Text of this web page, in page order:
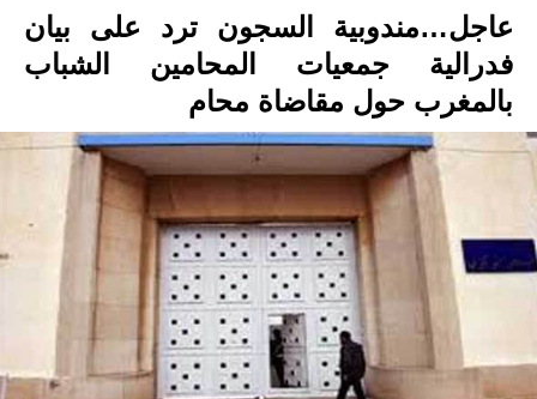
عاجل…مندوبية السجون ترد على بيان
فدرالية جمعيات المحامين الشباب
بالمغرب حول مقاضاة محام